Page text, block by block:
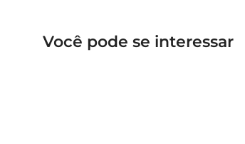
Você pode se interessar